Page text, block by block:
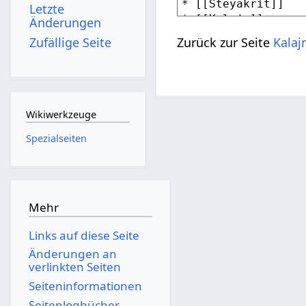
Zurück zur Seite
Letzte
Änderungen
Zufällige Seite
Wikiwerkzeuge
Spezialseiten
Mehr
Links auf diese Seite
Änderungen an
verlinkten Seiten
Seiten­­informationen